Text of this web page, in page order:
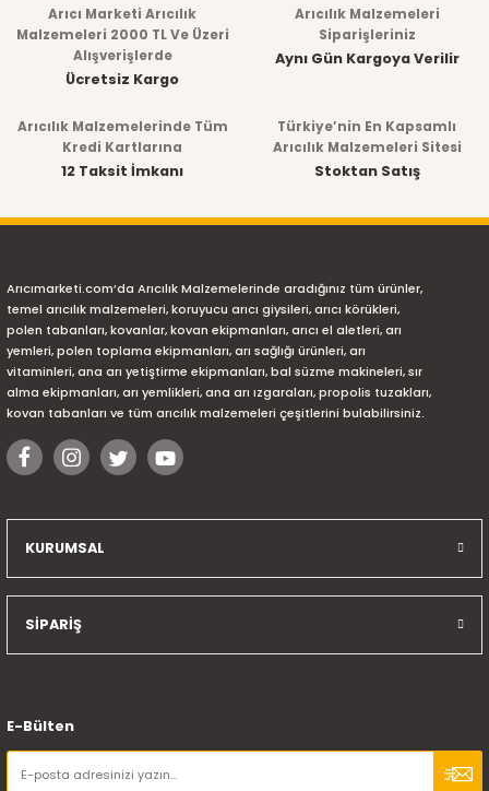
Arıcı Marketi Arıcılık
Malzemeleri 2000 TL Ve Üzeri
Alışverişlerde
Ücretsiz Kargo
Arıcılık Malzemeleri
Siparişleriniz
Aynı Gün Kargoya Verilir
Arıcılık Malzemelerinde Tüm
Kredi Kartlarına
12 Taksit İmkanı
Türkiye’nin En Kapsamlı
Arıcılık Malzemeleri Sitesi
Stoktan Satış
Arıcımarketi.com’da Arıcılık Malzemelerinde aradığınız tüm ürünler,
temel arıcılık malzemeleri, koruyucu arıcı giysileri, arıcı körükleri,
polen tabanları, kovanlar, kovan ekipmanları, arıcı el aletleri, arı
yemleri, polen toplama ekipmanları, arı sağlığı ürünleri, arı
vitaminleri, ana arı yetiştirme ekipmanları, bal süzme makineleri, sır
alma ekipmanları, arı yemlikleri, ana arı ızgaraları, propolis tuzakları,
kovan tabanları ve tüm arıcılık malzemeleri çeşitlerini bulabilirsiniz.
KURUMSAL
SİPARİŞ
E-Bülten